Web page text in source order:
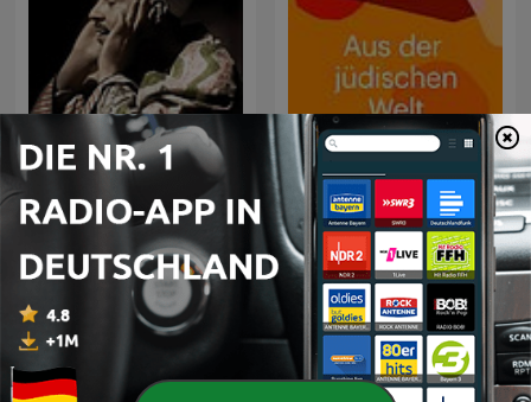
تلاوات الشيخ محمد رفعت -
معالجة مع إزالة ضوضاء
Aus der jüdischen Welt
القارئ محمود علي البنا - رواية
حفص عن عاصم - Mahmoud
Ali Albanna - Rewayat
Hafs A'n